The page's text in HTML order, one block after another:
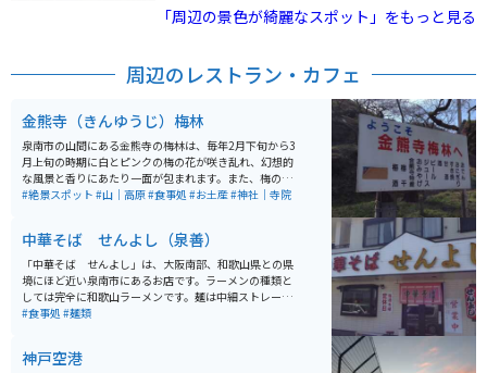
「周辺の景色が綺麗なスポット」をもっと見る
周辺のレストラン・カフェ
金熊寺（きんゆうじ）梅林
泉南市の山間にある金熊寺の梅林は、毎年2月下旬から3
月上旬の時期に白とピンクの梅の花が咲き乱れ、幻想的
な風景と香りにあたり一面が包まれます。また、梅の花
を観ながらすき焼きが食べられるお食事処もあります。
#絶景スポット #山｜高原#食事処 #お土産#神社｜寺院
中華そば せんよし（泉善）
「中華そば せんよし」は、大阪南部、和歌山県との県
境にほど近い泉南市にあるお店です。ラーメンの種類と
しては完全に和歌山ラーメンです。麺は中細ストレー
ト、スープは豚骨醤油でとっても美味しいです。テーブ
です。
#食事処 #麺類
神戸空港